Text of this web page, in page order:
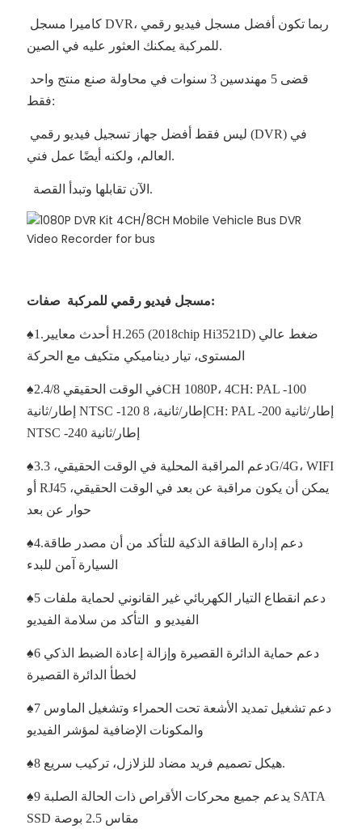
للمركبة يمكنك العثور عليه في الصين.
فقط:
العالم، ولكنه أيضًا عمل فني.
الآن تقابلها وتبدأ القصة.
مسجل فيديو رقمي للمركبة صفات:
♠1.أحدث معايير H.265 (2018chip Hi3521D) ضغط عالي
♠2.في الوقت الحقيقي 4/8CH 1080P، 4CH: PAL -100
إطار/ثانية NTSC -120 إطار/ثانية، 8CH: PAL -200 إطار/ثانية
♠3.دعم المراقبة المحلية في الوقت الحقيقي، 3G/4G، WIFI
أو RJ45 يمكن أن يكون مراقبة عن بعد في الوقت الحقيقي،
♠4.دعم إدارة الطاقة الذكية للتأكد من أن مصدر طاقة
♠5 دعم انقطاع التيار الكهربائي غير القانوني لحماية ملفات
♠6 دعم حماية الدائرة القصيرة وإزالة إعادة الضبط الذكي
♠7 دعم تشغيل تمديد الأشعة تحت الحمراء وتشغيل الماوس
♠8 هيكل تصميم فريد مضاد للزلازل، تركيب سريع.
♠9 يدعم جميع محركات الأقراص ذات الحالة الصلبة SATA